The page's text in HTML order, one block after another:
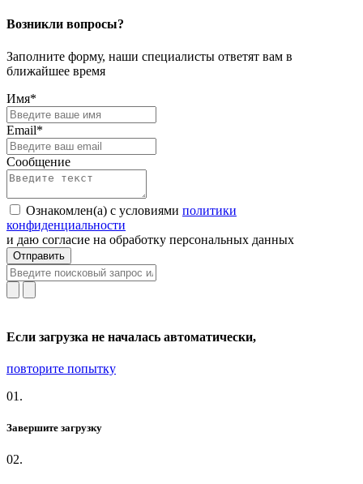
Возникли вопросы?
Заполните форму, наши специалисты ответят вам в
ближайшее время
Имя*
Email*
Сообщение
Ознакомлен(а) с условиями политики
конфиденциальности
и даю согласие на обработку персональных данных
Отправить
Если загрузка не началась автоматически,
повторите попытку
01.
Завершите загрузку
02.